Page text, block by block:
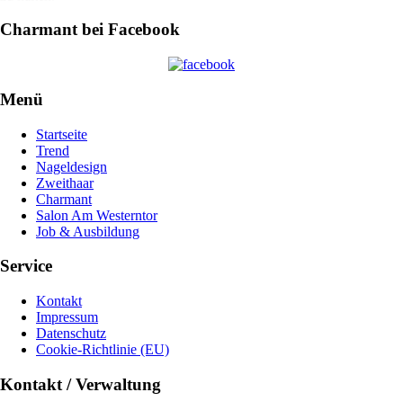
Charmant bei Facebook
Menü
Startseite
Trend
Nageldesign
Zweithaar
Charmant
Salon Am Westerntor
Job & Ausbildung
Service
Kontakt
Impressum
Datenschutz
Cookie-Richtlinie (EU)
Kontakt / Verwaltung